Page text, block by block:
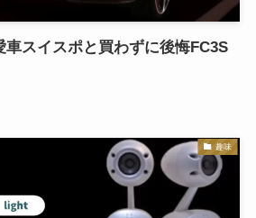
車スイスポと買わずに後悔FC3S
趣味